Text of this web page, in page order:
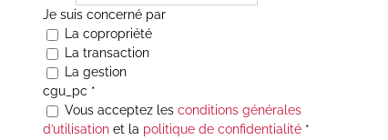
Je suis concerné par
La copropriété
La transaction
La gestion
cgu_pc *
Vous acceptez les conditions générales
d’utilisationet la politique de confidentialité*